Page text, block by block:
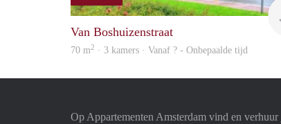
Van Boshuizenstraat
70 m2 · 3 kamers · Vanaf ? - Onbepaalde tijd
Op Appartementen Amsterdam vind en